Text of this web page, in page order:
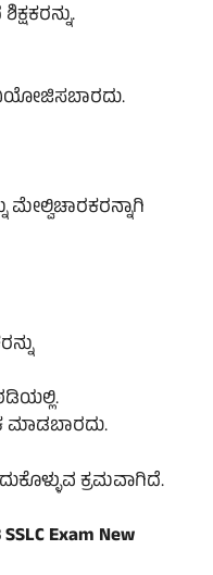
ಮೇಲ್ವಿಚಾರಕರನ್ನಾಗಿ
ಮಾಡಬಾರದು.
ಕ್ರಮವಾಗಿದೆ.
Exam New